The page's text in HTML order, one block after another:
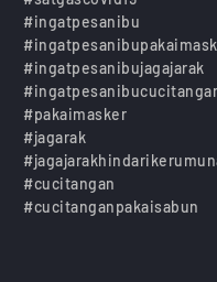
#ingatpesanibu
#ingatpesanibujagajarak
#pakaimasker
#jagarak
#cucitangan
#cucitanganpakaisabun